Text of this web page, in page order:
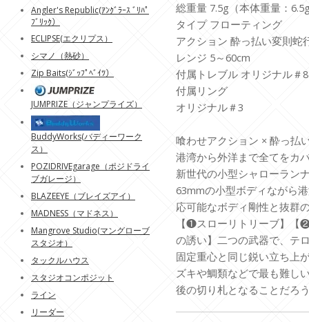
総重量 7.5g（本体重量：
タイプ フローティング
アクション 酔っ払い変則蛇
レンジ 5～60cm
付属トレブル オリジナル＃8
付属リング
オリジナル＃3
喰わせアクション × 酔っ払
港湾から外洋まで全てをカ
新世代の小型シャローラン
63mmの小型ボディながら
応可能なボディ剛性と抜群
【❶スローリトリーブ】【
の誘い】二つの武器で、テ
固定重心と同じ鋭い立ち上
ズキや鯛類などで最も難し
後の切り札となることだろ
Angler's Republic(ｱﾝｸﾞﾗｰｽ ﾞﾘﾊﾟ
ﾌﾞﾘｯｸ）
ECLIPSE(エクリプス）
シマノ（熱砂）
Zip Baits(ｼﾞｯﾌﾟﾍﾞｲﾂ）
JUMPRIZE（ジャンプライズ）
BuddyWorks(バディーワーク
ス）
POZIDRIVEgarage（ポジドライ
ブガレージ）
BLAZEEYE（ブレイズアイ）
MADNESS（マドネス）
Mangrove Studio(マングローブ
スタジオ）
タックルハウス
スタジオコンポジット
ライン
リーダー